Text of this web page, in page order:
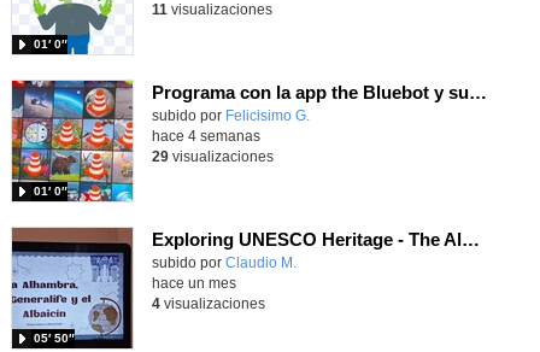
01′ 0″
11 visualizaciones
Programa con la app the Bluebot y supera los retos usando las tarjetas
Contenido educativo.
subido por Felicisimo G.
01′ 0″
hace 4 semanas
29visualizaciones
Exploring UNESCO Heritage - The Alhambra
Contenido educativo.
subido por Claudio M.
05′ 50″
hace un mes
4visualizaciones